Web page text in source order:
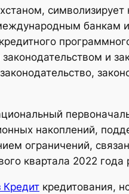
банкам
и
накоплений,
ограничений,
квартала 2022
Кредит кредитования,